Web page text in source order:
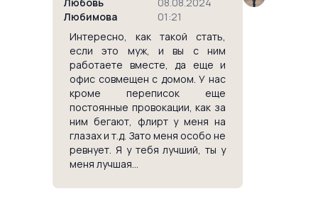
Любимова
01:21
Интересно, как такой стать,
если это муж, и вы с ним
работаете вместе, да еще и
офис совмещен с домом. У нас
кроме переписок еще
постоянные провокации, как за
ним бегают, флирт у меня на
глазах и т.д. Зато меня особо не
ревнует. Я у тебя лучший, ты у
меня лучшая...